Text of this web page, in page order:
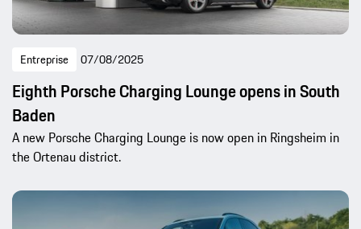
Entreprise 07/08/2025
Eighth Porsche Charging Lounge opens in South
Baden
A new Porsche Charging Lounge is now open in Ringsheim in
the Ortenau district.